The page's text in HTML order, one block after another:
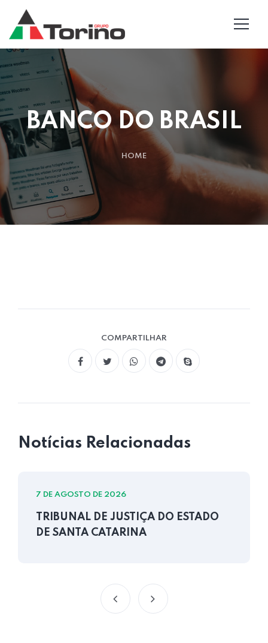
BANCO DO BRASIL
HOME
COMPARTILHAR
Notícias Relacionadas
7 DE AGOSTO DE 2026
TRIBUNAL DE JUSTIÇA DO ESTADO
DE SANTA CATARINA